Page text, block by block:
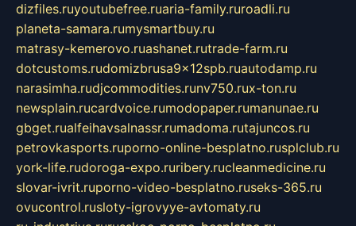
dizfiles.ruyoutubefree.ruaria-family.ruroadli.ru
planeta-samara.rumysmartbuy.ru
matrasy-kemerovo.ruashanet.rutrade-farm.ru
dotcustoms.rudomizbrusa9x12spb.ruautodamp.ru
narasimha.rudjcommodities.runv750.rux-ton.ru
newsplain.rucardvoice.rumodopaper.rumanunae.ru
gbget.rualfeihavsalnassr.rumadoma.rutajuncos.ru
petrovkasports.ruporno-online-besplatno.rusplclub.ru
york-life.rudoroga-expo.ruribery.rucleanmedicine.ru
slovar-ivrit.ruporno-video-besplatno.ruseks-365.ru
ovucontrol.rusloty-igrovyye-avtomaty.ru